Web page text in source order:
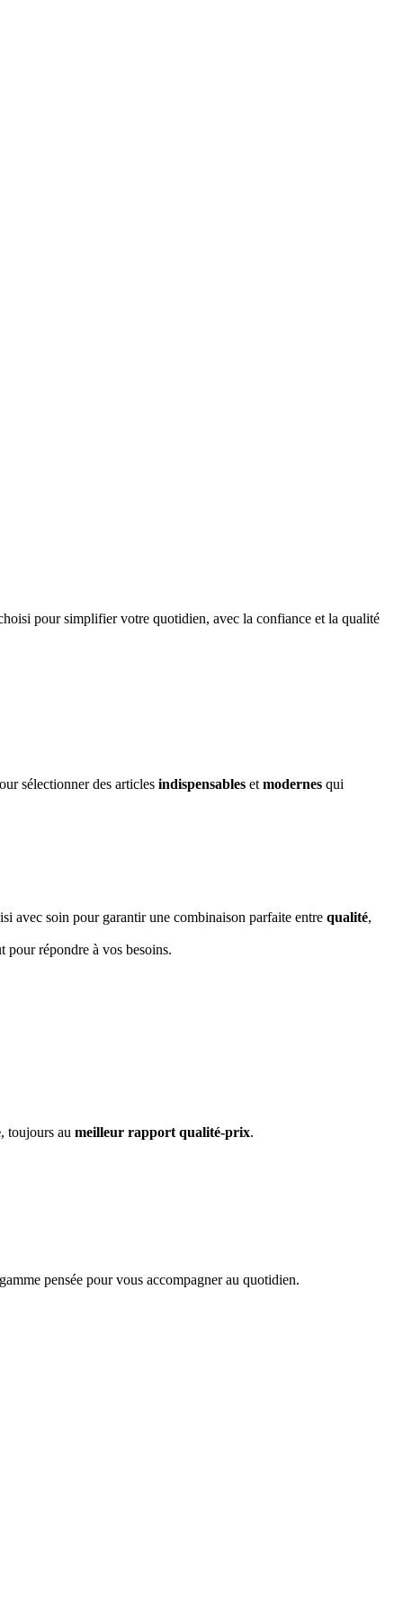
pour simplifier votre quotidien, avec la confiance et la qualité
sélectionner des articles indispensables et modernes qui
avec soin pour garantir une combinaison parfaite entre qualité,
pour répondre à vos besoins.
, toujours au meilleur rapport qualité-prix.
pensée pour vous accompagner au quotidien.